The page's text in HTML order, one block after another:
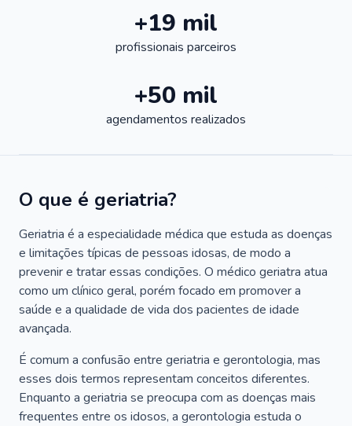
+19 mil
profissionais parceiros
+50 mil
agendamentos realizados
O que é geriatria?
Geriatria é a especialidade médica que estuda as doenças
e limitações típicas de pessoas idosas, de modo a
prevenir e tratar essas condições. O médico geriatra atua
como um clínico geral, porém focado em promover a
saúde e a qualidade de vida dos pacientes de idade
avançada.
É comum a confusão entre geriatria e gerontologia, mas
esses dois termos representam conceitos diferentes.
Enquanto a geriatria se preocupa com as doenças mais
frequentes entre os idosos, a gerontologia estuda o